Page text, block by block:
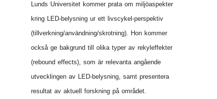
Lunds Universitet kommer prata om miljöaspekter
kring LED-belysning ur ett livscykel-perspektiv
(tillverkning/användning/skrotning). Hon kommer
också ge bakgrund till olika typer av rekyleffekter
(rebound effects), som är relevanta angående
utvecklingen av LED-belysning, samt presentera
resultat av aktuell forskning på området.